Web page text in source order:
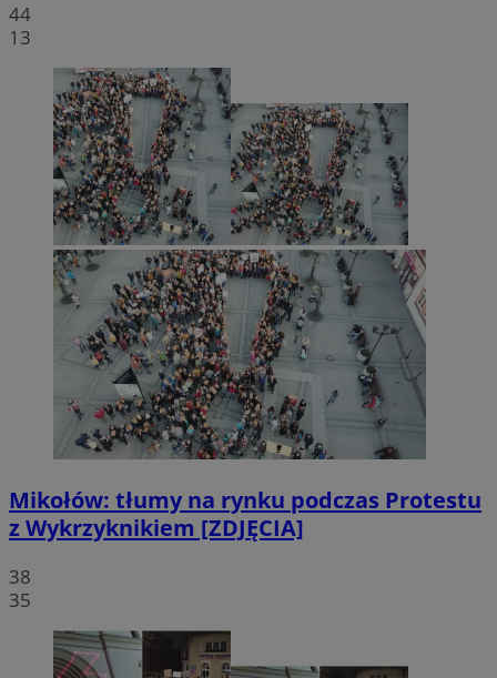
44
13
Mikołów: tłumy na rynku podczas Protestu
z Wykrzyknikiem [ZDJĘCIA]
38
35